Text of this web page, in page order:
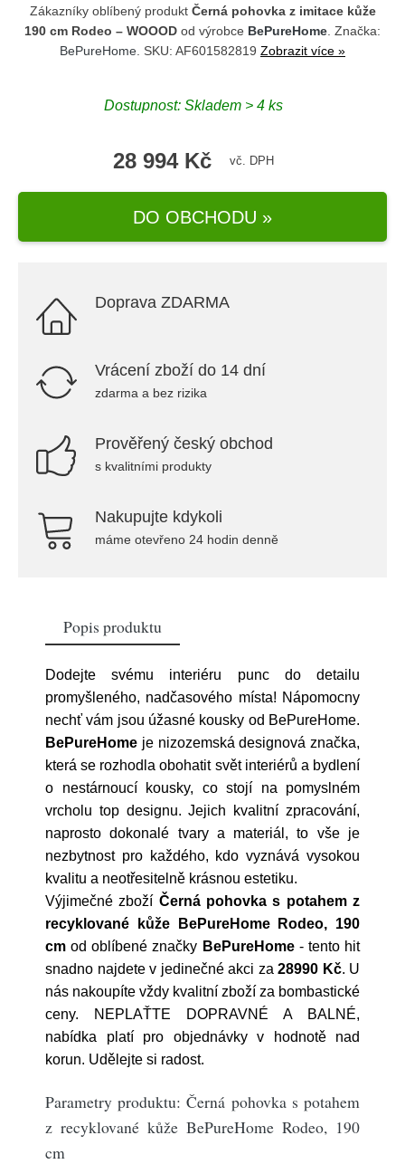
Zákazníky oblíbený produkt Černá pohovka z imitace kůže
190 cm Rodeo – WOOOD od výrobce BePureHome . Značka:
BePureHome . SKU: AF601582819 Zobrazit více »
Dostupnost: Skladem > 4 ks
28 994 Kč vč. DPH
DO OBCHODU »
Doprava ZDARMA
Vrácení zboží do 14 dní
zdarma a bez rizika
Prověřený český obchod
s kvalitními produkty
Nakupujte kdykoli
máme otevřeno 24 hodin denně
Popis produktu
Dodejte svému interiéru punc do detailu
promyšleného, nadčasového místa! Nápomocny
nechť vám jsou úžasné kousky od BePureHome.
BePureHome je nizozemská designová značka,
která se rozhodla obohatit svět interiérů a bydlení
o nestárnoucí kousky, co stojí na pomyslném
vrcholu top designu. Jejich kvalitní zpracování,
naprosto dokonalé tvary a materiál, to vše je
nezbytnost pro každého, kdo vyznává vysokou
kvalitu a neotřesitelně krásnou estetiku.
Výjimečné zboží Černá pohovka s potahem z
recyklované kůže BePureHome Rodeo, 190
cm od oblíbené značky BePureHome- tento hit
snadno najdete v jedinečné akci za 28990 Kč. U
nás nakoupíte vždy kvalitní zboží za bombastické
ceny. NEPLAŤTE DOPRAVNÉ A BALNÉ,
nabídka platí pro objednávky v hodnotě nad
korun. Udělejte si radost.
Parametry produktu: Černá pohovka s potahem
z recyklované kůže BePureHome Rodeo, 190
cm